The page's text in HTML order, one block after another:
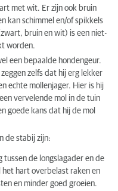
met wit. Er zijn ook bruin
kan schimmel en/of spikkels
bruin en wit) is een niet-
worden.
een bepaalde hondengeur.
zelfs dat hij erg lekker
echte mollenjager. Hier is hij
vervelende mol in de tuin
goede kans dat hij de mol
de stabij zijn:
tussen de longslagader en de
hart overbelast raken en
en minder goed groeien.